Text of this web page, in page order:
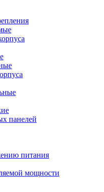
панелей
питания
мощности